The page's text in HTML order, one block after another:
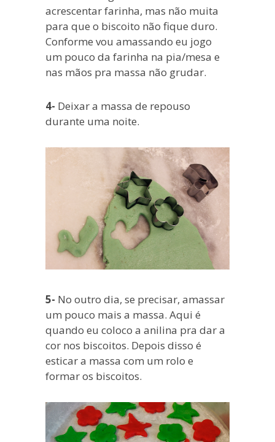
acrescentar farinha, mas não muita
para que o biscoito não fique duro.
Conforme vou amassando eu jogo
um pouco da farinha na pia/mesa e
nas mãos pra massa não grudar.
4- Deixar a massa de repouso
durante uma noite.
5- No outro dia, se precisar, amassar
um pouco mais a massa. Aqui é
quando eu coloco a anilina pra dar a
cor nos biscoitos. Depois disso é
esticar a massa com um rolo e
formar os biscoitos.